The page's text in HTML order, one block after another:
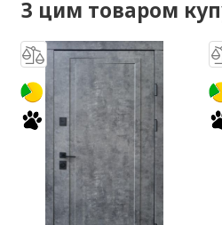
З цим товаром